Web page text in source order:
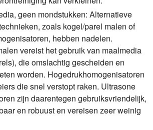
geen mondstukken: Alternatieve
zoals kogel/parel malen of
hebben nadelen.
vereist het gebruik van maalmedia
die omslachtig gescheiden en
worden. Hogedrukhomogenisatoren
die snel verstopt raken. Ultrasone
zijn daarentegen gebruiksvriendelijk,
en robuust en vereisen zeer weinig